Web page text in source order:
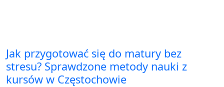
Jak przygotować się do matury bez
stresu? Sprawdzone metody nauki z
kursów w Częstochowie